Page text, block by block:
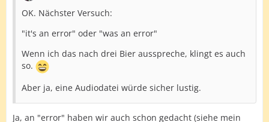
OK. Nächster Versuch:
"it's an error" oder "was an error"
Wenn ich das nach drei Bier ausspreche, klingt es auch
so.
Aber ja, eine Audiodatei würde sicher lustig.
Ja, an "error" haben wir auch schon gedacht (siehe mein